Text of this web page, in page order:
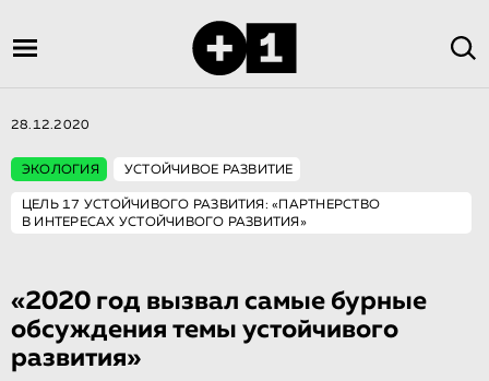
28.12.2020
ЭКОЛОГИЯ УСТОЙЧИВОЕ РАЗВИТИЕ
ЦЕЛЬ 17 УСТОЙЧИВОГО РАЗВИТИЯ: «ПАРТНЕРСТВО
В ИНТЕРЕСАХ УСТОЙЧИВОГО РАЗВИТИЯ»
«2020 год вызвал самые бурные
обсуждения темы устойчивого
развития»